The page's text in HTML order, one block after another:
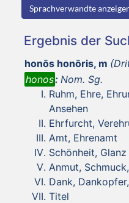
Sprachverwandte
Ergebnis der
honōs honōris, m
honos: Nom. Sg.
Ruhm, Ehre,
Ansehen
Ehrfurcht,
Amt, Ehrenamt
Schönheit, Glanz
Anmut,
Dank,
Titel